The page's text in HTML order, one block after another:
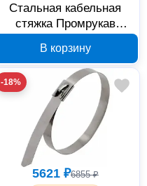
Стальная кабельная
стяжка Промрукав
В корзину
-18%
5621 ₽6855 ₽